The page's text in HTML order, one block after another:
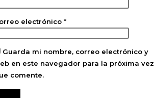
electrónico *
Guarda mi nombre, correo electrónico y
en este navegador para la próxima vez
comente.